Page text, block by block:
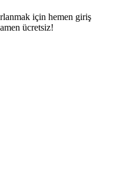
için hemen giriş
ücretsiz!